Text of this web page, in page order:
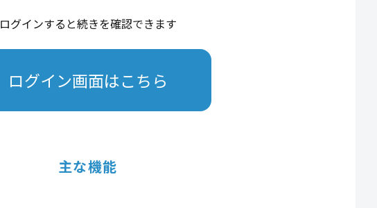
ログインすると続きを確認できます
ログイン画面はこちら
主な機能